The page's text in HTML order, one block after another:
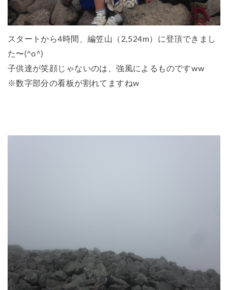
スタートから4時間、 編笠山（2,524m） に登頂できまし
た〜(^o^)
子供達が笑顔じゃないのは、強風によるものですww
※数字部分の看板が割れてますねw